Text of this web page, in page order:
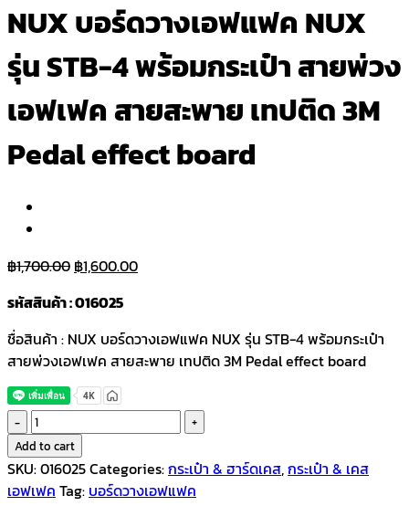
NUX บอร์ดวางเอฟแฟค NUX
รุ่น STB-4 พร้อมกระเป๋า สายพ่วง
เอฟเฟค สายสะพาย เทปติด 3M
Pedal effect board
฿1,700.00 Original
was:
฿1,700.00.
฿1,600.00Current
฿1,600.00.
รหัสสินค้า : 016025
ชื่อสินค้า : NUX บอร์ดวางเอฟแฟค NUX รุ่น STB-4 พร้อมกระเป๋า
สายพ่วงเอฟเฟค สายสะพาย เทปติด 3M Pedal effect board
NUX
บอร์ด
วาง
เอฟแฟค
Add to cart
SKU:016025Categories:กระเป๋า & ฮาร์ดเคส,กระเป๋า & เคส
เอฟเฟค Tag: บอร์ดวางเอฟแฟค